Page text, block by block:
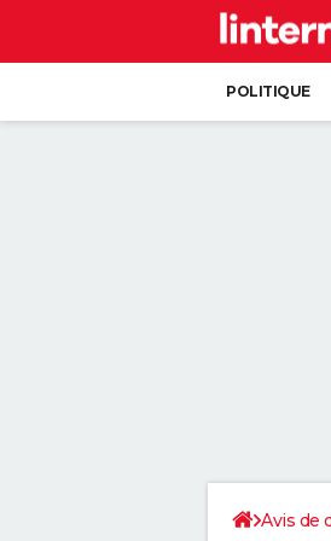
POLITIQUE
Avis de